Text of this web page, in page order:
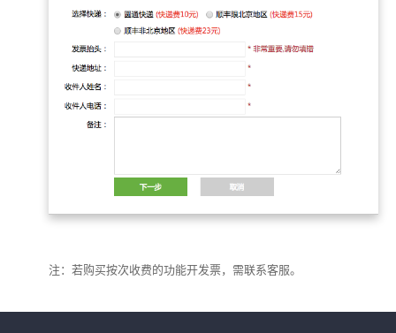
注：若购买按次收费的功能开发票，需联系客服。